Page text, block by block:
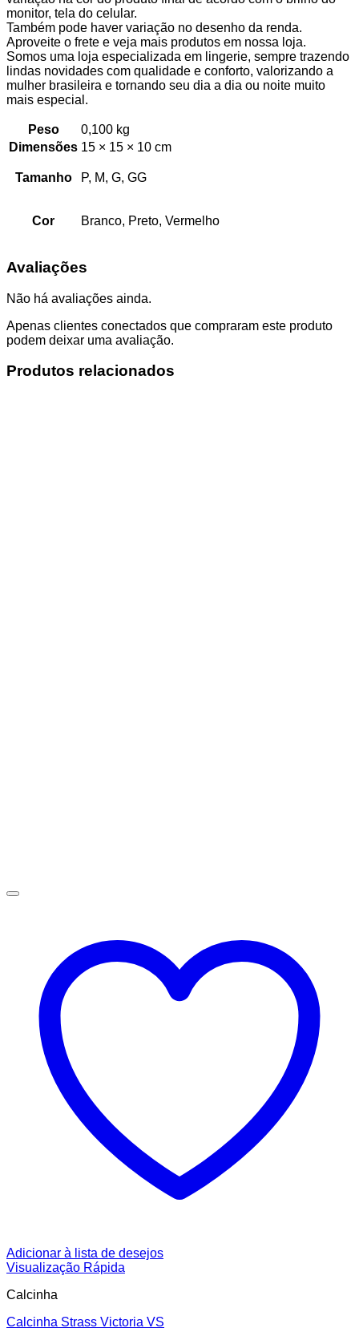
monitor, tela do celular.
Também pode haver variação no desenho da renda.
Aproveite o frete e veja mais produtos em nossa loja.
Somos uma loja especializada em lingerie, sempre trazendo
lindas novidades com qualidade e conforto, valorizando a
mulher brasileira e tornando seu dia a dia ou noite muito
mais especial.
Peso
0,100 kg
Dimensões 15 × 15 × 10 cm
Tamanho P, M, G, GG
Cor Branco, Preto, Vermelho
Avaliações
Não há avaliações ainda.
Apenas clientes conectados que compraram este produto
podem deixar uma avaliação.
Produtos relacionados
Adicionar à lista de desejos
Visualização Rápida
Calcinha
Calcinha Strass Victoria VS